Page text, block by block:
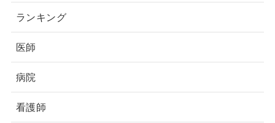
ランキング
医師
病院
看護師